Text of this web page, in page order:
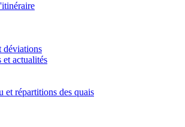
déviations
actualités
et répartitions des quais